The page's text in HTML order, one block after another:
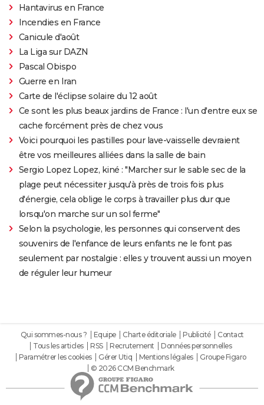
Hantavirus en France
Incendies en France
Canicule d'août
La Liga sur DAZN
Pascal Obispo
Guerre en Iran
Carte de l'éclipse solaire du 12 août
Ce sont les plus beaux jardins de France : l'un d'entre eux se
cache forcément près de chez vous
Voici pourquoi les pastilles pour lave-vaisselle devraient
être vos meilleures alliées dans la salle de bain
Sergio Lopez Lopez, kiné : "Marcher sur le sable sec de la
plage peut nécessiter jusqu'à près de trois fois plus
d'énergie, cela oblige le corps à travailler plus dur que
lorsqu'on marche sur un sol ferme"
Selon la psychologie, les personnes qui conservent des
souvenirs de l'enfance de leurs enfants ne le font pas
seulement par nostalgie : elles y trouvent aussi un moyen
de réguler leur humeur
Qui sommes-nous ? Equipe Charte éditoriale Publicité
Contact
Tous les articles
RSS Recrutement
Données personnelles
Paramétrer les cookies
Gérer Utiq Mentions légales
Groupe Figaro
© 2026 CCM Benchmark